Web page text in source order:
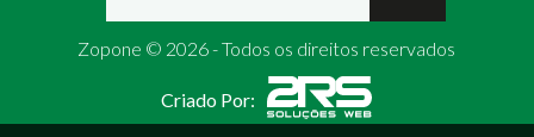
Zopone © 2026 - Todos os direitos reservados
Criado Por: